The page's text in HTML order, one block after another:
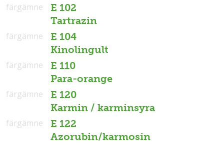
E 102
Tartrazin
färgämne
E 104
Kinolingult
färgämne
E 110
Para-orange
färgämne
E 120
Karmin / karminsyra
färgämne
E 122
Azorubin/karmosin
färgämne